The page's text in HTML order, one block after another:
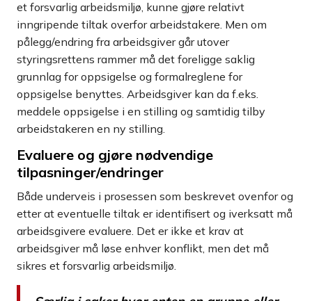
et forsvarlig arbeidsmiljø, kunne gjøre relativt
inngripende tiltak overfor arbeidstakere. Men om
pålegg/endring fra arbeidsgiver går utover
styringsrettens rammer må det foreligge saklig
grunnlag for oppsigelse og formalreglene for
oppsigelse benyttes. Arbeidsgiver kan da f.eks.
meddele oppsigelse i en stilling og samtidig tilby
arbeidstakeren en ny stilling.
Evaluere og gjøre nødvendige
tilpasninger/endringer
Både underveis i prosessen som beskrevet ovenfor og
etter at eventuelle tiltak er identifisert og iverksatt må
arbeidsgivere evaluere. Det er ikke et krav at
arbeidsgiver må løse enhver konflikt, men det må
sikres et forsvarlig arbeidsmiljø.